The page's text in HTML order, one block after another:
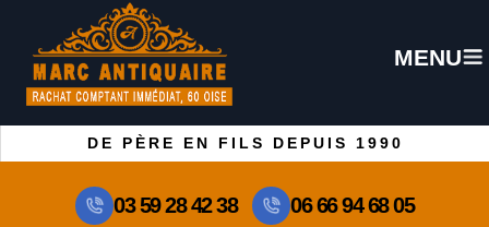
MENU
DE PÈRE EN FILS DEPUIS 1990
03 59 28 42 38 06 66 94 68 05